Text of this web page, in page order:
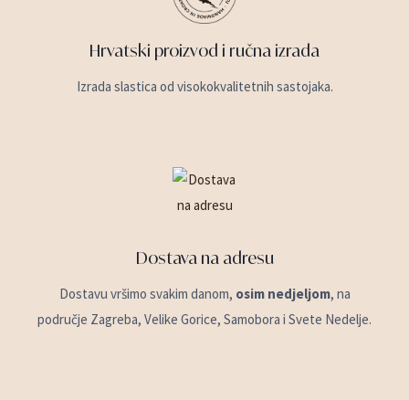
Hrvatski proizvod i ručna izrada
Izrada slastica od visokokvalitetnih sastojaka.
Dostava na adresu
Dostavu vršimo svakim danom, osim nedjeljom, na
područje Zagreba, Velike Gorice, Samobora i Svete Nedelje.